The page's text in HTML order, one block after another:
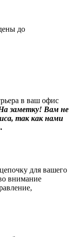
до
в ваш офис
заметку! Вам не
так как нами
для вашего
внимание